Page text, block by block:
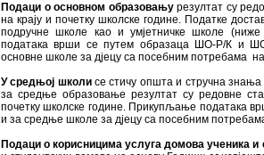
Подаци о основном образовањурезултат су
на крају и почетку школске године. Податке
подручне школе као и умјетничке школе
података врши се путем образаца ШО-Р/К и
основне школе за дјецу са посебним
У средњој школисе стичу општа и стручна
за средње образовање резултат су редовне
почетку школске године. Прикупљање података
и за средње школе за дјецу са посебним
Подаци о корисницима услуга домова ученика и